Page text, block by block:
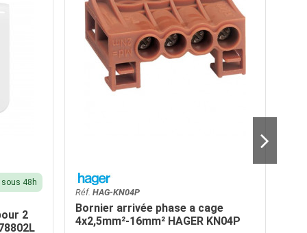
sous 48h
2
Réf. HAG-KN04P
Bornier arrivée phase a cage
4x2,5mm²-16mm² HAGER KN04P